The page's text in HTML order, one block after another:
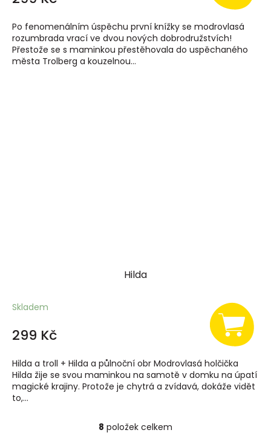
Po fenomenálním úspěchu první knížky se modrovlasá
rozumbrada vrací ve dvou nových dobrodružstvích!
Přestože se s maminkou přestěhovala do uspěchaného
města Trolberg a kouzelnou...
Hilda
Skladem
299 Kč
Hilda a troll + Hilda a půlnoční obr Modrovlasá holčička
Hilda žije se svou maminkou na samotě v domku na úpatí
magické krajiny. Protože je chytrá a zvídavá, dokáže vidět
to,...
O
8 položek celkem